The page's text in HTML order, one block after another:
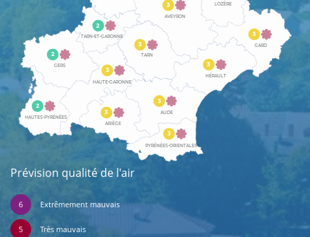
3
TARN
3
GARD
LOZÈRE
3
HÉRAULT
3
AUDE
3
HAUTE-GARONNE
3
PYRÉNÉES-ORIENTALES
3
ARIÈGE
2
HAUTES-PYRÉNÉES
2
GERS
3
AVEYRON
2
TARN-ET-GARONNE
Prévision qualité de l'air
6 Extrêmement mauvais
5 Très mauvais